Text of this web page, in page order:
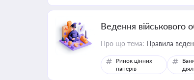
Ведення військового
Про що тема: Правила
Ринок цінних
паперів